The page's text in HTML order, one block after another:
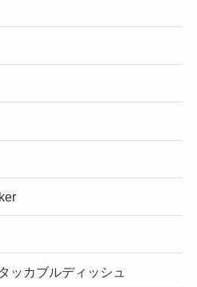
ッカブルディッシュ